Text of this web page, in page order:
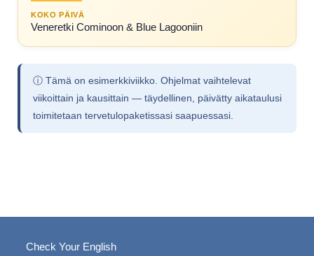
KOKO PÄIVÄ
Veneretki Cominoon & Blue Lagooniin
ⓘ Tämä on esimerkkiviikko. Ohjelmat vaihtelevat
viikoittain ja kausittain — täydellinen, päivätty aikataulusi
toimitetaan tervetulopaketissasi saapuessasi.
Check Your English